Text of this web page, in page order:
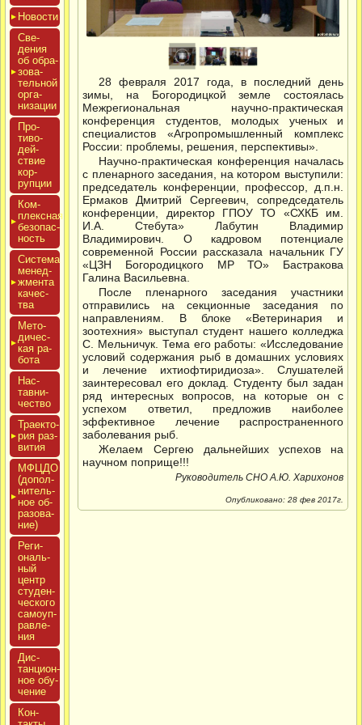
Новос­ти
Све­
дения
об об­ра­
зова­
тель­ной
ор­га­
низа­ции
Про­
тиво­
дей­
ствие
кор­
рупции
Ком­
плексная
бе­зопас­
ность
Сис­те­ма
ме­нед­
жмен­та
ка­чес­
тва
Мето­
дичес­
кая ра­
бота
Нас­
тавни­
чес­тво
Тра­ек­то­
рия раз­
ви­тия
МФЦДО
(до­пол­
ни­тель­
ное об­
ра­зова­
ние)
Реги­
ональ­
ный
центр
сту­ден­
ческо­го
са­мо­уп­
равле­
ния
Дис­
танци­он­
ное обу­
чение
Кон­
28 февраля 2017 года, в последний день
зимы, на Богородицкой земле состоялась
Межрегиональная научно-практическая
конференция студентов, молодых ученых и
специалистов «Агропромышленный комплекс
России: проблемы, решения, перспективы».
Научно-практическая конференция началась
с пленарного заседания, на котором выступили:
председатель конференции, профессор, д.п.н.
Ермаков Дмитрий Сергеевич, сопредседатель
конференции, директор ГПОУ ТО «СХКБ им.
И.А. Стебута» Лабутин Владимир
Владимирович. О кадровом потенциале
современной России рассказала начальник ГУ
«ЦЗН Богородицкого МР ТО» Бастракова
Галина Васильевна.
После пленарного заседания участники
отправились на секционные заседания по
направлениям. В блоке «Ветеринария и
зоотехния» выступал студент нашего колледжа
С. Мельничук. Тема его работы: «Исследование
условий содержания рыб в домашних условиях
и лечение ихтиофтиридиоза». Слушателей
заинтересовал его доклад. Студенту был задан
ряд интересных вопросов, на которые он с
успехом ответил, предложив наиболее
эффективное лечение распространенного
заболевания рыб.
Желаем Сергею дальнейших успехов на
научном поприще!!!
Руководитель СНО А.Ю. Харихонов
Опубликовано: 28 фев 2017г.